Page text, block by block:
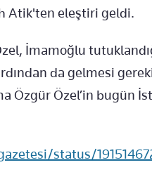
Atik'ten eleştiri geldi.
İmamoğlu
da gelmesi
Özgür Özel’in bugün
status/